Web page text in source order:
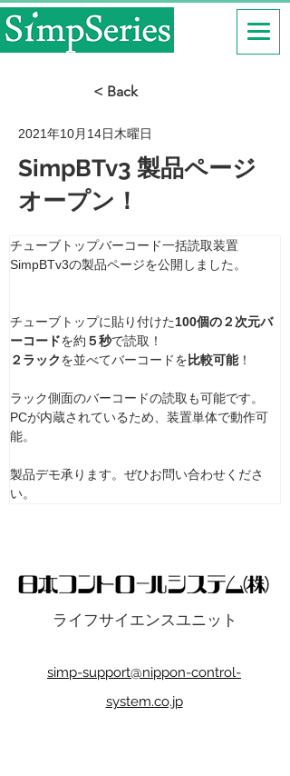
< Back
2021年10月14日木曜日
SimpBTv3 製品ページ
オープン！
チューブトップバーコード一括読取装置
SimpBTv3の製品ページを公開しました。
チューブトップに貼り付けた100個の２次元バ
ーコードを約 ５秒で読取！
２ラックを並べてバーコードを 比較可能！
ラック側面のバーコードの読取も可能です。
PCが内蔵されているため、装置単体で動作可
能。
製品デモ承ります。ぜひお問い合わせくださ
い。
ライフサイエンスユニット
simp-support@nippon-control-
system.co.jp